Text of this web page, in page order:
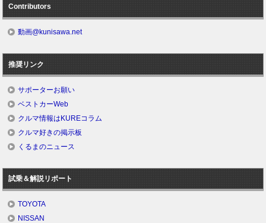
Contributors
動画@kunisawa.net
推奨リンク
サポーターお願い
ベストカーWeb
クルマ情報はKUREコラム
クルマ好きの掲示板
くるまのニュース
試乗＆解説リポート
TOYOTA
NISSAN